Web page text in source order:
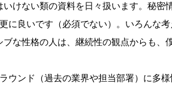
けない類の資料を日々扱います。秘密
に良いです（必須でない）。いろんな
な性格の人は、継続性の観点からも、
ウンド（過去の業界や担当部署）に多